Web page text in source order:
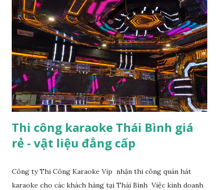
mẫu VIP đẳng cấp chuẩn phòng cháy thì có thể liên hệ
chúng tôi sẽ tư vấn những mẫu phòng mới nhất. Ngoài ra
theo luật phòng cháy mới thì có rất nhiều những quy định
cần phải áp dụng từ phần xây dựng chính vì vậy ngay từ lúc
mở mặt bằng xây dựng mọi người cần chú ý làm đúng từ phần
diện tích sảnh hành lang cho đến lối thoát hiểm thoát nạn
kích thước cầu thang kích thước bậc cầu thang độ nghiêng
độ dốc của cầ...
Thi công karaoke Thái Bình giá
rẻ - vật liệu đẳng cấp
Công ty Thi Công Karaoke Vip nhận thi công quán hát
karaoke cho các khách hàng tại Thái Bình Việc kinh doanh